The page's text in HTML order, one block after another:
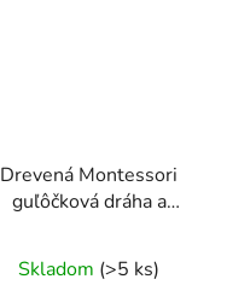
Drevená Montessori
guľôčková dráha a
kocky pre deti
Skladom (>5 ks)